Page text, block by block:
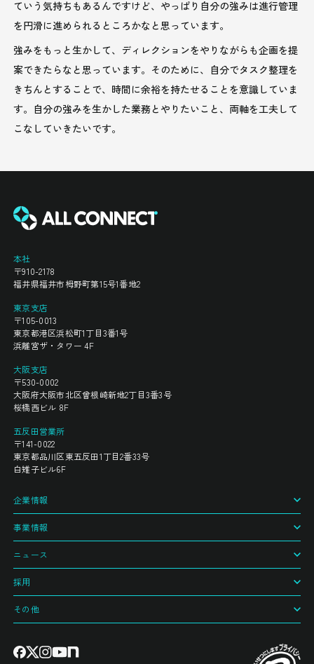
ていう気持ちもあるんですけど、やっぱり自分の強みは進行管理
を円滑に進められるところかなと思っています。
強みをもっと生かして、ディレクションをやりながらも企画を提
案できたらなと思っています。そのために、自分でタスク整理を
きちんとすることで、時間に余裕を持たせることを意識していま
す。自分の強みを生かした業務とやりたいこと、両軸を工夫して
こなしていきたいです。
本社
〒910-2178
福井県福井市栂野町第15号1番地2
東京支店
〒105-0013
東京都港区浜松町1丁目3番1号
浜離宮ザ・タワー 4F
大阪支店
〒530-0002
大阪府大阪市北区曾根崎新地2丁目3番3号
桜橋西ビル 8F
五反田営業所
〒141-0022
東京都品川区東五反田1丁目2番33号
白雉子ビル6F
企業情報
事業情報
ニュース
採用
その他